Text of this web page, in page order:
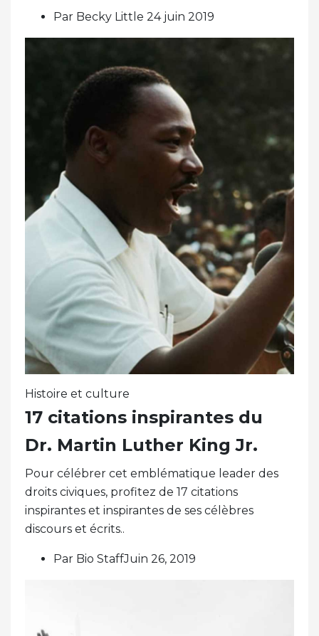
Par Becky Little 24 juin 2019
Histoire et culture
17 citations inspirantes du
Dr. Martin Luther King Jr.
Pour célébrer cet emblématique leader des
droits civiques, profitez de 17 citations
inspirantes et inspirantes de ses célèbres
discours et écrits..
Par Bio StaffJuin 26, 2019